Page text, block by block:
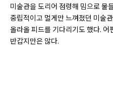
미술관을 도리어 점령해 밈으로 물
중립적이고 멀게만 느껴졌던 미술
올라올 피드를 기다리기도 했다.
반갑지만은 않다.